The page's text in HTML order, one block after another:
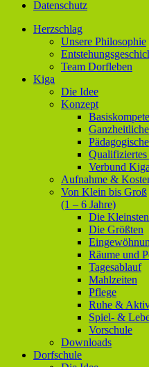
Datenschutz
Herzschlag
Unsere Philosophie
Team Dorfleben
Kiga
Die Idee
Konzept
Qualifiziertes
Verbund
Aufnahme &
Von Klein bis Groß
(1 – 6 Jahre)
Die Kleinsten
Die Größten
Räume und
Tagesablauf
Mahlzeiten
Pflege
Ruhe &
Spiel- &
Vorschule
Downloads
Dorfschule